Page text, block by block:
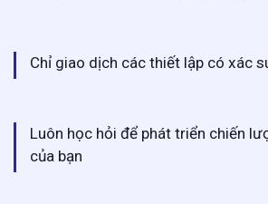
Chỉ giao dịch các thiết lập có xác
Luôn học hỏi để phát triển chiến
của bạn